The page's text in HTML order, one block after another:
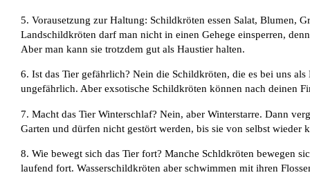
5. Vorausetzung zur Haltung: Schildkröten essen Salat, Blumen,
Landschildkröten darf man nicht in einen Gehege einsperren,
Aber man kann sie trotzdem gut als Haustier halten.
6. Ist das Tier gefährlich? Nein die Schildkröten, die es bei uns als
ungefährlich. Aber exsotische Schildkröten können nach deinen
7. Macht das Tier Winterschlaf? Nein, aber Winterstarre. Dann
Garten und dürfen nicht gestört werden, bis sie von selbst wieder
8. Wie bewegt sich das Tier fort? Manche Schldkröten bewegen
laufend fort. Wasserschildkröten aber schwimmen mit ihren